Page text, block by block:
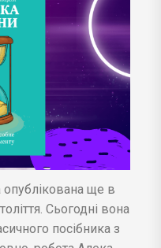
ще в
Сьогодні вона
посібника з